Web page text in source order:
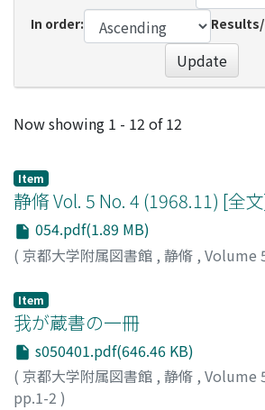
In order:
Update
Recent Submissions
Now showing 1 - 12 of 12
Item
静脩 Vol. 5 No. 4 (1968.11) [全
054.pdf(1.89 MB)
( 京都大学附属図書館 , 静脩 , Volume
Item
我が蔵書の一冊
s050401.pdf(646.46 KB)
( 京都大学附属図書館 , 静脩 , Volume
pp.1-2 )